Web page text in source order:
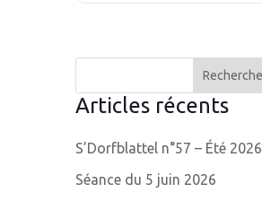
Articles récents
S’Dorfblattel n°57 – Été 2026
Séance du 5 juin 2026